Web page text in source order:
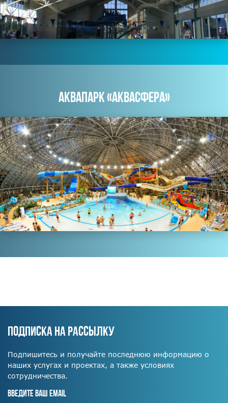
АКВАПАРК «АКВАСФЕРА»
ПОДПИСКА НА РАССЫЛКУ
Подпишитесь и получайте последнюю информацию о
наших услугах и проектах, а также условиях
сотрудничества.